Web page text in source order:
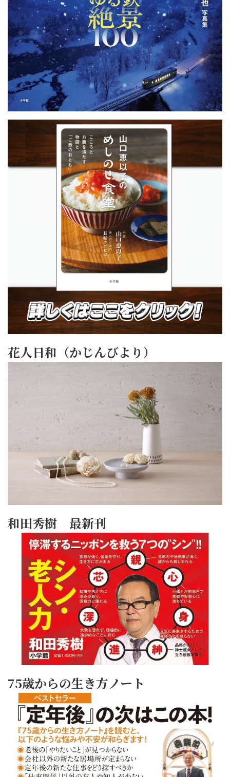
花人日和（かじんびより）
和田秀樹 最新刊
75歳からの生き方ノート